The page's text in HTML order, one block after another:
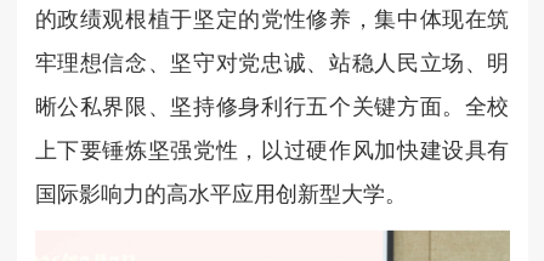
的政绩观根植于坚定的党性修养，集中体现在筑
牢理想信念、坚守对党忠诚、站稳人民立场、明
晰公私界限、坚持修身利行五个关键方面。全校
上下要锤炼坚强党性，以过硬作风加快建设具有
国际影响力的高水平应用创新型大学。